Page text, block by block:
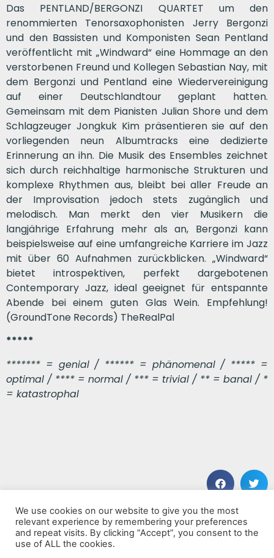
Das PENTLAND/BERGONZI QUARTET um den
renommierten Tenorsaxophonisten Jerry Bergonzi
und den Bassisten und Komponisten Sean Pentland
veröffentlicht mit „Windward“ eine Hommage an den
verstorbenen Freund und Kollegen Sebastian Nay, mit
dem Bergonzi und Pentland eine Wiedervereinigung
auf einer Deutschlandtour geplant hatten.
Gemeinsam mit dem Pianisten Julian Shore und dem
Schlagzeuger Jongkuk Kim präsentieren sie auf den
vorliegenden neun Albumtracks eine dedizierte
Erinnerung an ihn. Die Musik des Ensembles zeichnet
sich durch reichhaltige harmonische Strukturen und
komplexe Rhythmen aus, bleibt bei aller Freude an
der Improvisation jedoch stets zugänglich und
melodisch. Man merkt den vier Musikern die
langjährige Erfahrung mehr als an, Bergonzi kann
beispielsweise auf eine umfangreiche Karriere im Jazz
mit über 60 Aufnahmen zurückblicken. „Windward“
bietet introspektiven, perfekt dargebotenen
Contemporary Jazz, ideal geeignet für entspannte
Abende bei einem guten Glas Wein. Empfehlung!
(GroundTone Records) TheRealPal
*****
******* = genial / ****** = phänomenal / ***** =
optimal / **** = normal / *** = trivial / ** = banal / *
= katastrophal
VORHERIGER BEITRAG
Lucky To Be
NÄCHSTER BEITRAG
Easy Peeler
We use cookies on our website to give you the most
relevant experience by remembering your preferences
and repeat visits. By clicking “Accept”, you consent to the
use of ALL the cookies.